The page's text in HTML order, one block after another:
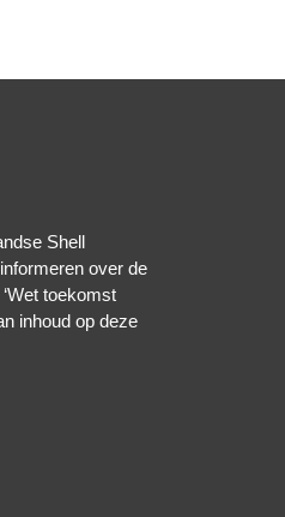
Shell
over de
toekomst
inhoud op deze